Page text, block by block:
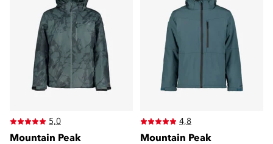
5,0
Mountain Peak
4,8
Mountain Peak